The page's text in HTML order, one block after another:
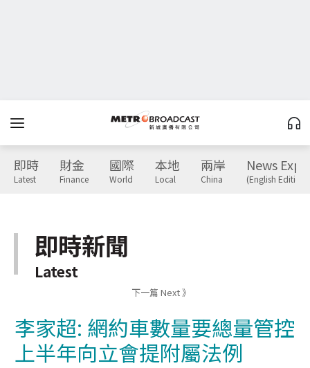
即時
Latest
財金
Finance
國際
World
本地
Local
兩岸
China
News
(English Edition)
即時新聞
Latest
下一篇 Next 》
李家超: 網約車數量要總量管控
上半年向立會提附屬法例